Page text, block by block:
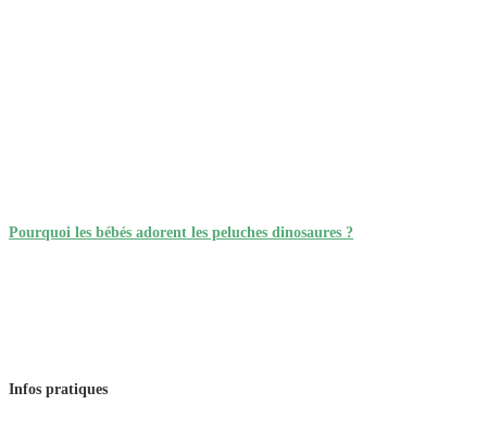
Pourquoi les bébés adorent les peluches dinosaures ?
Infos pratiques